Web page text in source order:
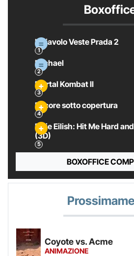
Il Diavolo Veste Prada 2
Michael
Mortal Kombat II
Pecore sotto copertura
Billie Eilish: Hit Me Hard
(3D)
BOXOFFICE
Coyote vs. Acme
ANIMAZIONE